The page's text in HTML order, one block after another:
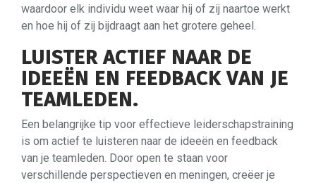
waardoor elk individu weet waar hij of zij naartoe werkt
en hoe hij of zij bijdraagt aan het grotere geheel.
LUISTER ACTIEF NAAR DE
IDEEËN EN FEEDBACK VAN JE
TEAMLEDEN.
Een belangrijke tip voor effectieve leiderschapstraining
is om actief te luisteren naar de ideeën en feedback
van je teamleden. Door open te staan voor
verschillende perspectieven en meningen, creëer je